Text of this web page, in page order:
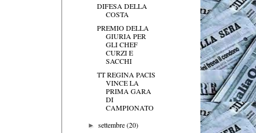
DIFESA DELLA
COSTA
PREMIO DELLA
GIURIA PER
GLI CHEF
CURZI E
SACCHI
TT REGINA PACIS
VINCE LA
PRIMA GARA
DI
CAMPIONATO
►settembre(20)